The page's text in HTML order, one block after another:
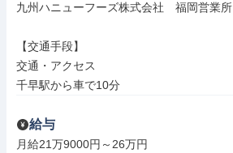
九州ハニューフーズ株式会社　福岡営業所
【交通手段】
交通・アクセス
千早駅から車で10分
給与
月給21万9000円～26万円